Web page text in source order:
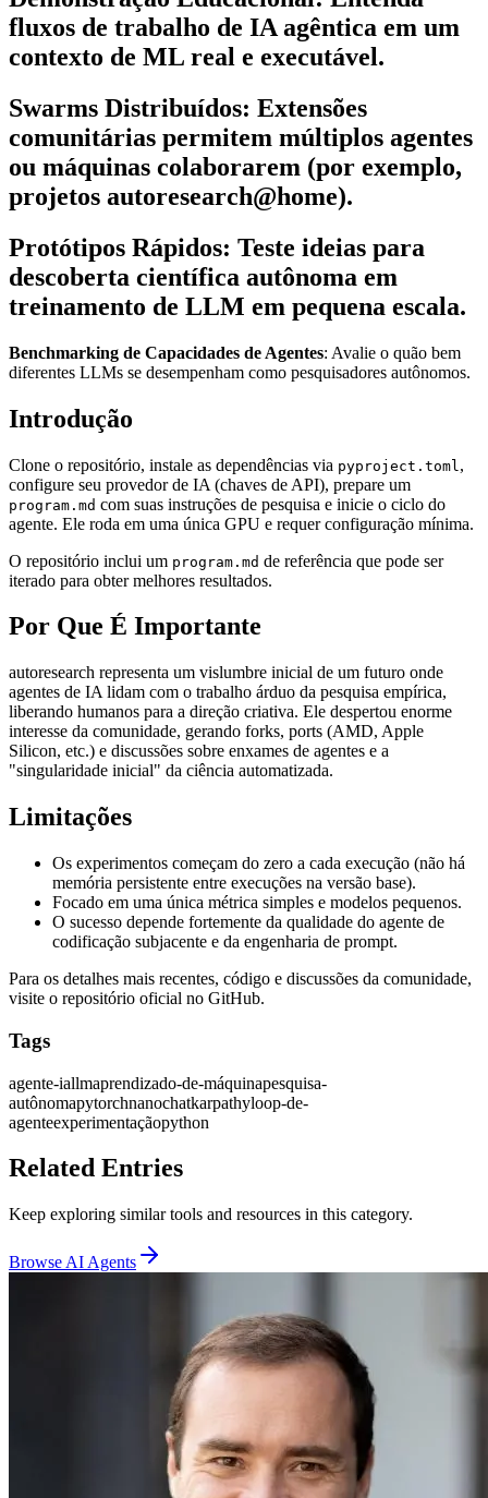
fluxos de trabalho de IA agêntica em um
contexto de ML real e executável.
Swarms Distribuídos: Extensões
comunitárias permitem múltiplos agentes
ou máquinas colaborarem (por exemplo,
projetos autoresearch@home).
Protótipos Rápidos: Teste ideias para
descoberta científica autônoma em
treinamento de LLM em pequena escala.
Benchmarking de Capacidades de Agentes: Avalie o quão bem
diferentes LLMs se desempenham como pesquisadores autônomos.
Introdução
Clone o repositório, instale as dependências via pyproject.toml ,
configure seu provedor de IA (chaves de API), prepare um
program.md com suas instruções de pesquisa e inicie o ciclo do
agente. Ele roda em uma única GPU e requer configuração mínima.
O repositório inclui um program.md de referência que pode ser
iterado para obter melhores resultados.
Por Que É Importante
autoresearch representa um vislumbre inicial de um futuro onde
agentes de IA lidam com o trabalho árduo da pesquisa empírica,
liberando humanos para a direção criativa. Ele despertou enorme
interesse da comunidade, gerando forks, ports (AMD, Apple
Silicon, etc.) e discussões sobre enxames de agentes e a
"singularidade inicial" da ciência automatizada.
Limitações
Os experimentos começam do zero a cada execução (não há
memória persistente entre execuções na versão base).
Focado em uma única métrica simples e modelos pequenos.
O sucesso depende fortemente da qualidade do agente de
codificação subjacente e da engenharia de prompt.
Para os detalhes mais recentes, código e discussões da comunidade,
visite o repositório oficial no GitHub.
Tags
agente-iallmaprendizado-de-máquinapesquisa-
autônomapytorchnanochatkarpathyloop-de-
agenteexperimentaçãopython
Related Entries
Keep exploring similar tools and resources in this category.
Browse AI Agents